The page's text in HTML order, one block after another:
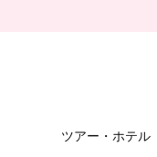
ツアー・ホテル